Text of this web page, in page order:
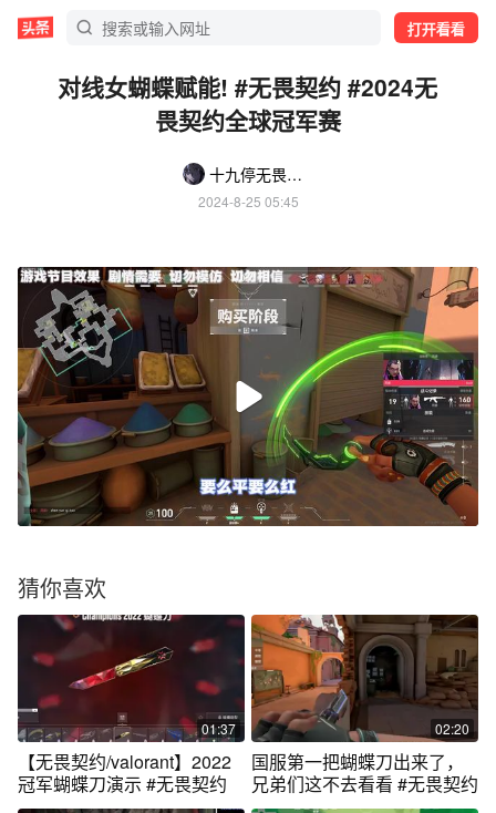
打开看看
对线女蝴蝶赋能! #无畏契约 #2024无
畏契约全球冠军赛
十九停无畏契约
2024-8-25 05:45
猜你喜欢
01:37
【无畏契约/valorant】2022
冠军蝴蝶刀演示 #无畏契约
02:20
国服第一把蝴蝶刀出来了，
兄弟们这不去看看 #无畏契约